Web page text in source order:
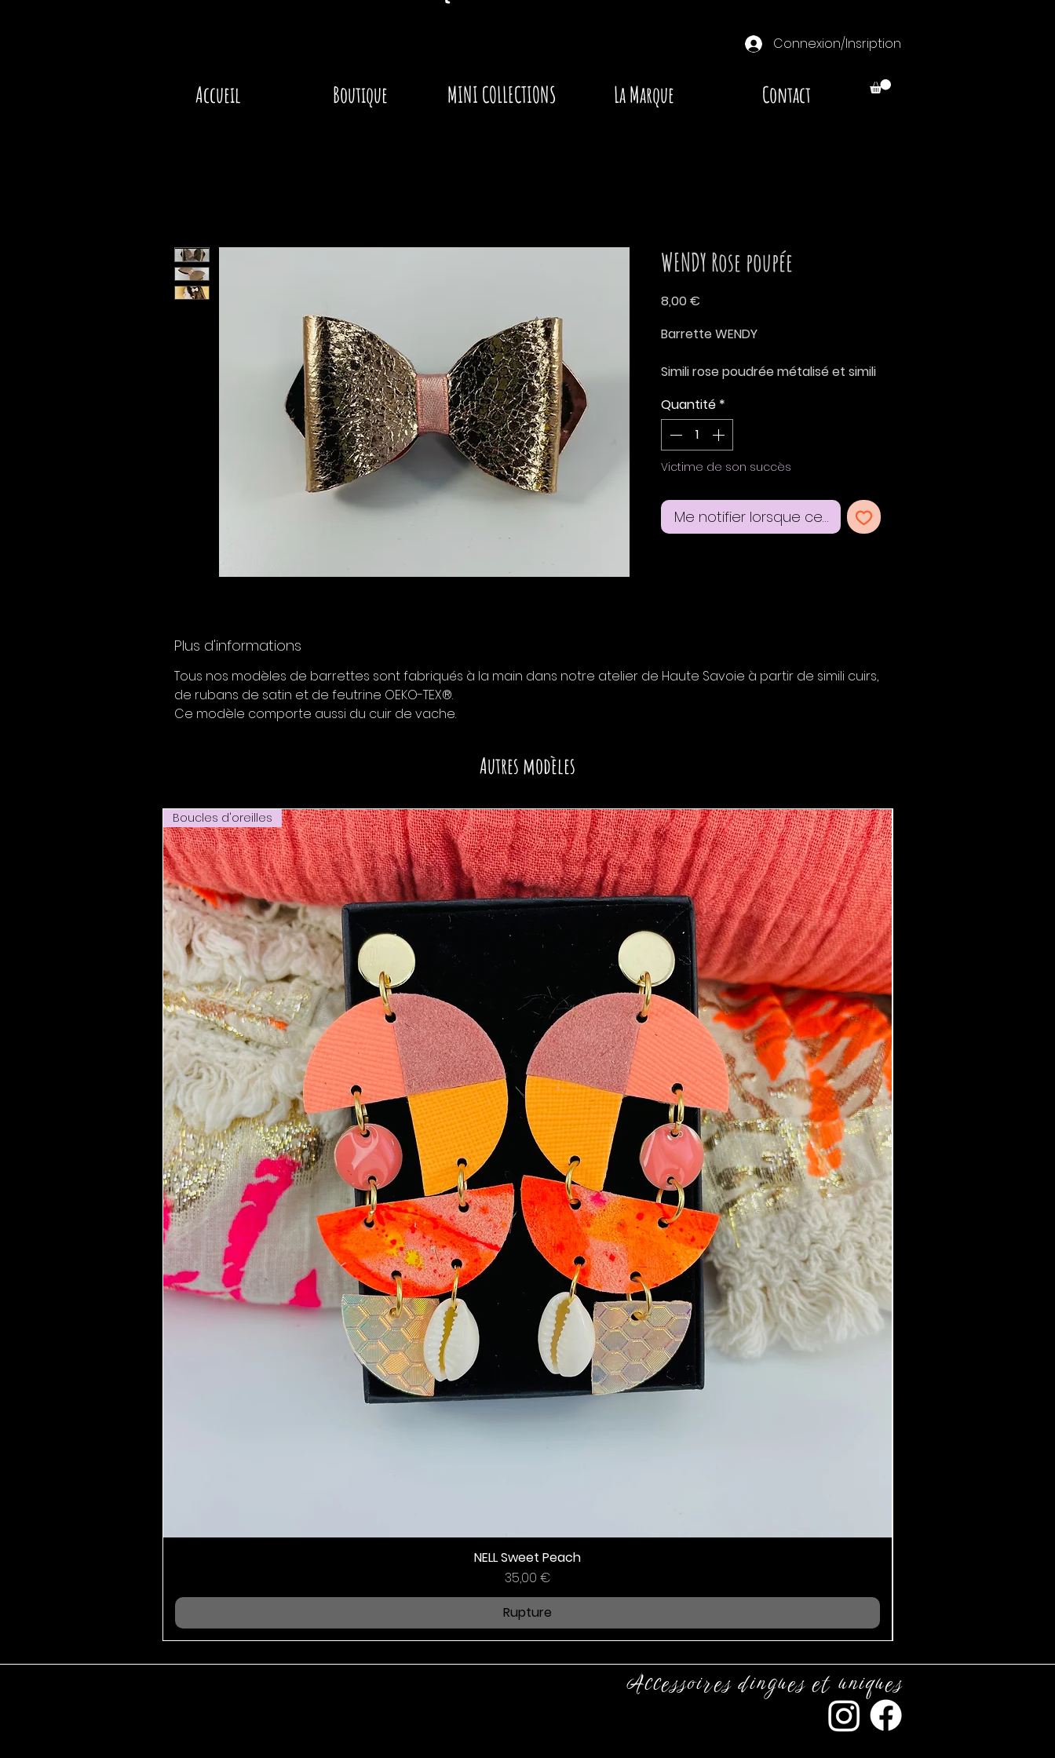
Connexion/Insription
Accueil Boutique MINI COLLECTIONS La Marque Contact
WENDY Rose poupée
8,00 €
Barrette WENDY
Simili rose poudrée métalisé et simili
Taille barrette: 7*3,5 cm
Support pince crocodile 4,5 cm
Quantité *
Victime de son succès
Me notifier lorsque cet article est disponible
Plus d'informations
Tous nos modèles de barrettes sont fabriqués à la main dans notre atelier de Haute Savoie à partir de simili cuirs,
de rubans de satin et de feutrine OEKO-TEX®.
Ce modèle comporte aussi du cuir de vache.
Autres modèles
Boucles d'oreilles
NELL Sweet Peach
Prix
35,00 €
Rupture
Accessoires dingues et uniques